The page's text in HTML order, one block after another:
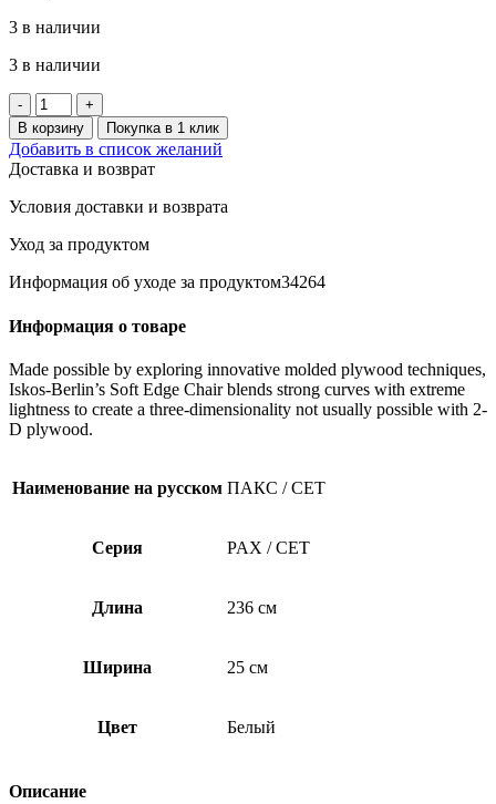
3 в наличии
3 в наличии
Количество
товара
PAX
/
CET
Дверь
шкафа
25х236см,
Белый
В корзину Покупка в 1 клик
Добавить в список желаний
Доставка и возврат
Условия доставки и возврата
Уход за продуктом
Информация об уходе за продуктом34264
Информация о товаре
Made possible by exploring innovative molded plywood techniques,
Iskos-Berlin’s Soft Edge Chair blends strong curves with extreme
lightness to create a three-dimensionality not usually possible with 2-
D plywood.
Наименование на русском ПАКС / СЕТ
Серия PAX / CET
Длина 236 см
Ширина 25 см
Цвет Белый
Описание